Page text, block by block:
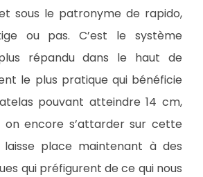
sous le patronyme de rapido,
ou pas. C’est le système
répandu dans le haut de
le plus pratique qui bénéficie
pouvant atteindre 14 cm,
on encore s’attarder sur cette
place maintenant à des
qui préfigurent de ce qui nous